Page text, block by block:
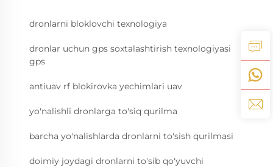
dronlarni bloklovchi texnologiya
dronlar uchun gps soxtalashtirish texnologiyasi
gps
antiuav rf blokirovka yechimlari uav
yo'nalishli dronlarga to'siq qurilma
barcha yo'nalishlarda dronlarni to'sish qurilmasi
doimiy joydagi dronlarni to'sib qo'yuvchi